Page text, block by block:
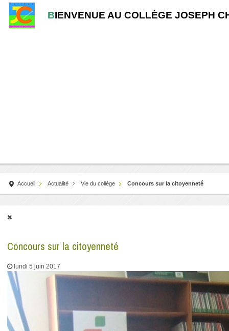
BIENVENUE AU COLLÈGE JOSEPH
Accueil Actualité Vie du collège Concours sur la citoyenneté
Concours sur la citoyenneté
lundi 5 juin 2017